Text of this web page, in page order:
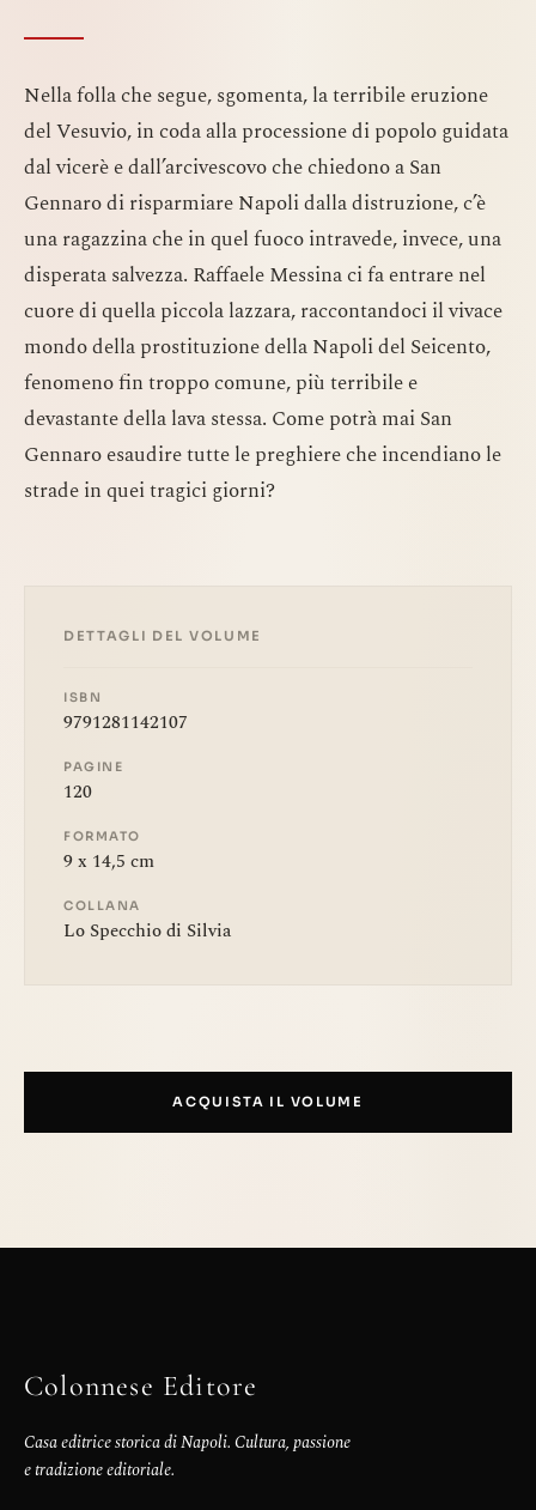
Nella folla che segue, sgomenta, la terribile eruzione
del Vesuvio, in coda alla processione di popolo guidata
dal vicerè e dall’arcivescovo che chiedono a San
Gennaro di risparmiare Napoli dalla distruzione, c’è
una ragazzina che in quel fuoco intravede, invece, una
disperata salvezza. Raffaele Messina ci fa entrare nel
cuore di quella piccola lazzara, raccontandoci il vivace
mondo della prostituzione della Napoli del Seicento,
fenomeno fin troppo comune, più terribile e
devastante della lava stessa. Come potrà mai San
Gennaro esaudire tutte le preghiere che incendiano le
strade in quei tragici giorni?
DETTAGLI DEL VOLUME
ISBN
9791281142107
PAGINE
120
FORMATO
9 x 14,5 cm
COLLANA
Lo Specchio di Silvia
ACQUISTA IL VOLUME
Colonnese Editore
Casa editrice storica di Napoli. Cultura, passione
e tradizione editoriale.